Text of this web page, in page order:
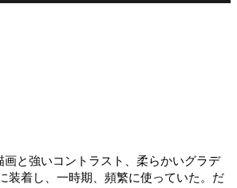
と強いコントラスト、柔らかいグラデ
装着し、一時期、頻繁に使っていた。だ